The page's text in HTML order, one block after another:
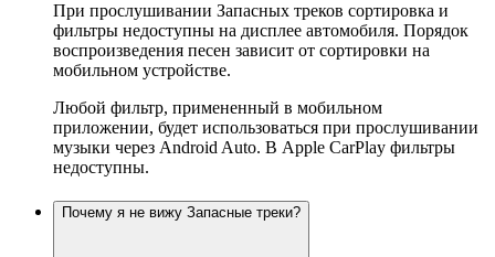
При прослушивании Запасных треков сортировка и
фильтры недоступны на дисплее автомобиля. Порядок
воспроизведения песен зависит от сортировки на
мобильном устройстве.
Любой фильтр, примененный в мобильном
приложении, будет использоваться при прослушивании
музыки через Android Auto. В Apple CarPlay фильтры
недоступны.
Почему я не вижу Запасные треки?